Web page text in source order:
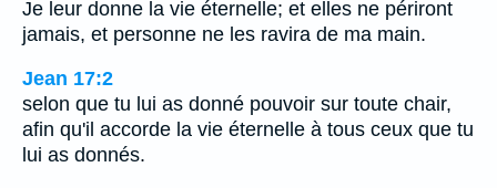
Je leur donne la vie éternelle; et elles ne périront
jamais, et personne ne les ravira de ma main.
Jean 17:2
selon que tu lui as donné pouvoir sur toute chair,
afin qu'il accorde la vie éternelle à tous ceux que tu
lui as donnés.